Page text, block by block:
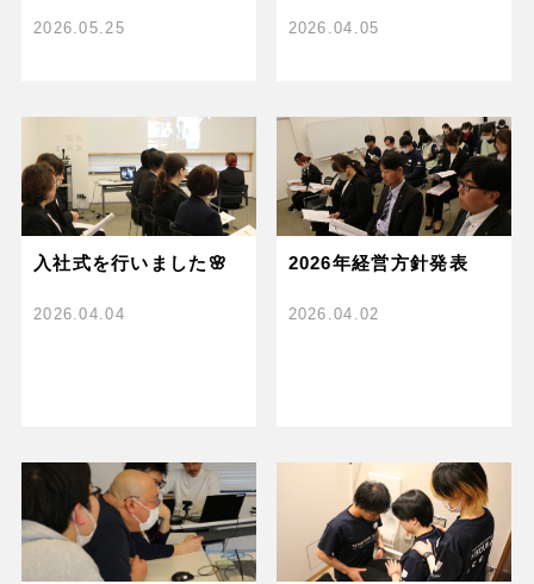
2026.05.25 2026.04.05
入社式を行いました🌸
2026.04.04
2026年経営方針発表
2026.04.02